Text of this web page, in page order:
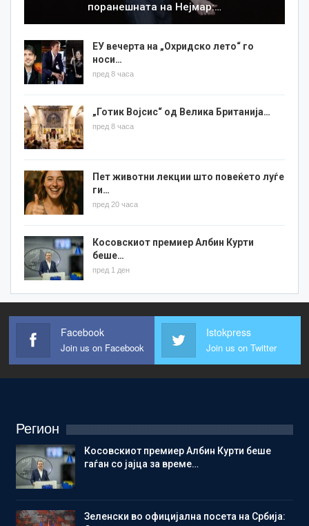
поранешната на Нејмар:…
ЕУ вечерта на „Охридско лето“ го
носи…
пред 8 часа
„Готик Војсис“ од Велика Британија…
пред 8 часа
Пет животни лекции што повеќето луѓе
ги…
пред 20 часа
Косовскиот премиер Албин Курти
беше…
пред 1 ден
Facebook
Join us on Facebook
Istokpress
Join us on Twitter
Регион
Косовскиот премиер Албин Курти беше
гаѓан со јајца за време…
Зеленски во официјална посета на Србија: